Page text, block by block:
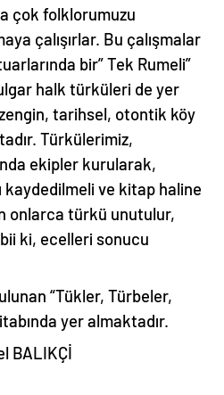
çok folklorumuzu
çalışırlar. Bu çalışmalar
bir” Tek Rumeli”
halk türküleri de yer
tarihsel, otontik köy
Türkülerimiz,
ekipler kurularak,
kaydedilmeli ve kitap haline
onlarca türkü unutulur,
ki, ecelleri sonucu
“Tükler, Türbeler,
yer almaktadır.
BALIKÇİ